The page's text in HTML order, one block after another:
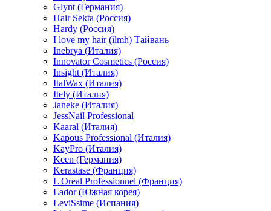
Glynt (Германия)
Hair Sekta (Россия)
Hardy (Россия)
I love my hair (ilmh) Тайвань
Inebrya (Италия)
Innovator Cosmetics (Россия)
Insight (Италия)
ItalWax (Италия)
Itely (Италия)
Janeke (Италия)
JessNail Professional
Kaaral (Италия)
Kapous Professional (Италия)
KayPro (Италия)
Keen (Германия)
Kerastase (Франция)
L'Oreal Professionnel (Франция)
Lador (Южная корея)
LeviSsime (Испания)